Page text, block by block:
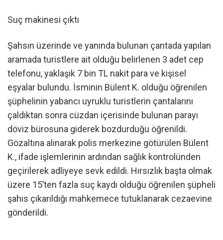
Suç makinesi çıktı
Şahsın üzerinde ve yanında bulunan çantada yapılan
aramada turistlere ait olduğu belirlenen 3 adet cep
telefonu, yaklaşık 7 bin TL nakit para ve kişisel
eşyalar bulundu. İsminin Bülent K. olduğu öğrenilen
şüphelinin yabancı uyruklu turistlerin çantalarını
çaldıktan sonra cüzdan içerisinde bulunan parayı
döviz bürosuna giderek bozdurduğu öğrenildi.
Gözaltına alınarak polis merkezine götürülen Bülent
K., ifade işlemlerinin ardından sağlık kontrolünden
geçirilerek adliyeye sevk edildi. Hırsızlık başta olmak
üzere 15’ten fazla suç kaydı olduğu öğrenilen şüpheli
şahıs çıkarıldığı mahkemece tutuklanarak cezaevine
gönderildi.